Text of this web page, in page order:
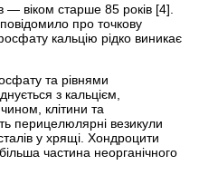
— віком старше 85 років [4].
про точкову
кальцію рідко виникає
та рівнями
з кальцієм,
клітини та
перицелюлярні везикули
у хрящі. Хондроцити
частина неорганічного